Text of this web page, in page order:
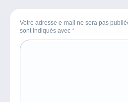
Votre adresse e-mail ne sera pas
sont indiqués avec *